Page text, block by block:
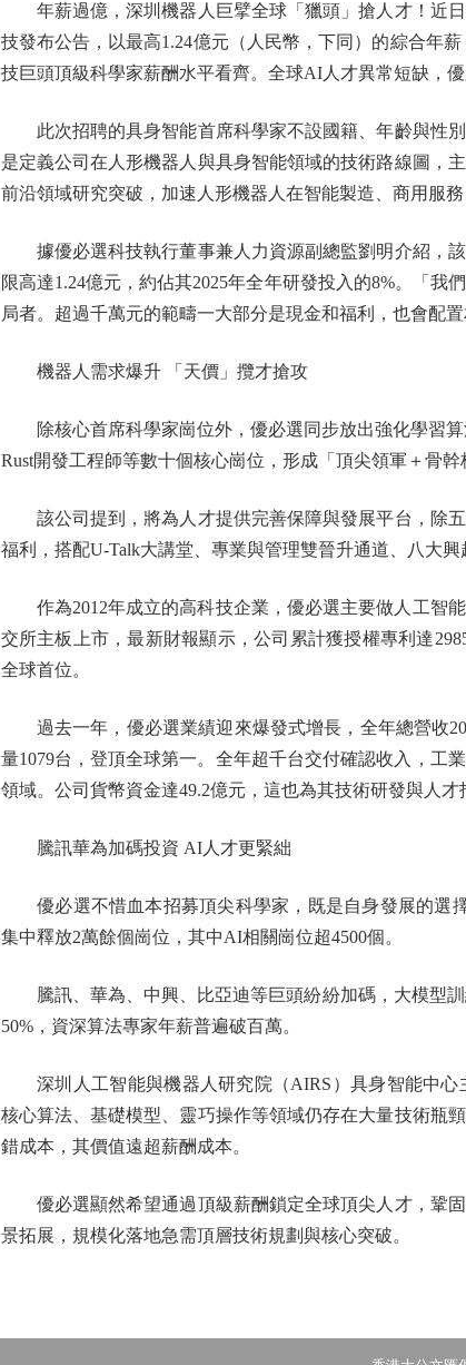
年薪過億，深圳機器人巨擘全球「獵頭」搶人才！近日
技發布公告，以最高1.24億元（人民幣，下同）的綜合年
技巨頭頂級科學家薪酬水平看齊。全球AI人才異常短缺，
此次招聘的具身智能首席科學家不設國籍、年齡與性別
是定義公司在人形機器人與具身智能領域的技術路線圖
前沿領域研究突破，加速人形機器人在智能製造、商用服
據優必選科技執行董事兼人力資源副總監劉明介紹，該
限高達1.24億元，約佔其2025年全年研發投入的8%。「
局者。超過千萬元的範疇一大部分是現金和福利，也會配置
機器人需求爆升 「天價」攬才搶攻
除核心首席科學家崗位外，優必選同步放出強化學習算
Rust開發工程師等數十個核心崗位，形成「頂尖領軍＋骨幹
該公司提到，將為人才提供完善保障與發展平台，除五
福利，搭配U-Talk大講堂、專業與管理雙晉升通道、八大興
作為2012年成立的高科技企業，優必選主要做人工智能
交所主板上市，最新財報顯示，公司累計獲授權專利達
全球首位。
過去一年，優必選業績迎來爆發式增長，全年總營收20
量1079台，登頂全球第一。全年超千台交付確認收入，工
領域。公司貨幣資金達49.2億元，這也為其技術研發與人才
騰訊華為加碼投資 AI人才更緊絀
優必選不惜血本招募頂尖科學家，既是自身發展的選
集中釋放2萬餘個崗位，其中AI相關崗位超4500個。
騰訊、華為、中興、比亞迪等巨頭紛紛加碼，大模型訓
50%，資深算法專家年薪普遍破百萬。
深圳人工智能與機器人研究院（AIRS）具身智能中心
核心算法、基礎模型、靈巧操作等領域仍存在大量技術瓶
錯成本，其價值遠超薪酬成本。
優必選顯然希望通過頂級薪酬鎖定全球頂尖人才，鞏固
景拓展，規模化落地急需頂層技術規劃與核心突破。